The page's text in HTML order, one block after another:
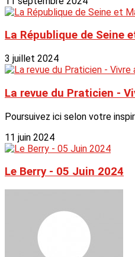
La République de Seine
3 juillet 2024
La revue du Praticien -
Poursuivez ici selon votre
11 juin 2024
Le Berry - 05 Juin 2024